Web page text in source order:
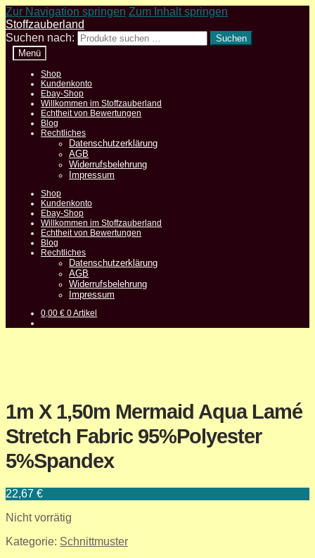
Zur Navigation springen Zum Inhalt springen
Stoffzauberland
Suchen nach:
Suchen
Menü
Shop
Kundenkonto
Ebay-Shop
Willkommen im Stoffzauberland
Echtheit von Bewertungen
Blog
Rechtliches
Datenschutzerklärung
AGB
Widerrufsbelehrung
Impressum
Shop
Kundenkonto
Ebay-Shop
Willkommen im Stoffzauberland
Echtheit von Bewertungen
Blog
Rechtliches
Datenschutzerklärung
AGB
Widerrufsbelehrung
Impressum
0,00€ 0 Artikel
1m X 1,50m Mermaid Aqua Lamé
Stretch Fabric 95%Polyester
5%Spandex
22,67 €
Nicht vorrätig
Kategorie: Schnittmuster